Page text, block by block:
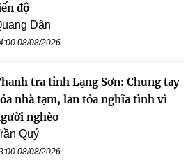
độ
Dân
08/08/2026
tra tỉnh Lạng Sơn: Chung tay
nhà tạm, lan tỏa nghĩa tình vì
nghèo
Quý
08/08/2026